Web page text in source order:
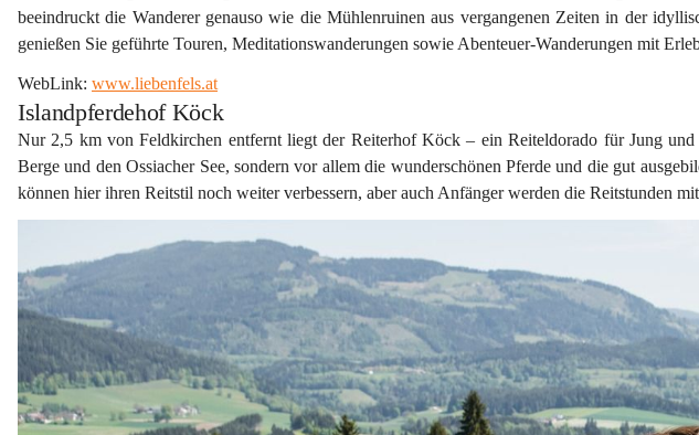
beeindruckt die Wanderer genauso wie die Mühlenruinen aus vergangenen Zeiten in der
genießen Sie geführte Touren, Meditationswanderungen sowie Abenteuer-Wanderungen mit
WebLink: www.liebenfels.at
Islandpferdehof Köck
Nur 2,5 km von Feldkirchen entfernt liegt der Reiterhof Köck – ein Reiteldorado für Jung
Berge und den Ossiacher See, sondern vor allem die wunderschönen Pferde und die gut
können hier ihren Reitstil noch weiter verbessern, aber auch Anfänger werden die Reitstunden